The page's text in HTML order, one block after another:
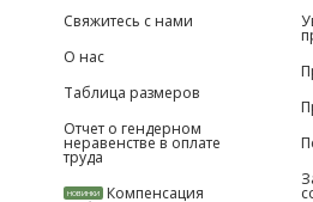
Свяжитесь с нами
О нас
Таблица размеров
Отчет о гендерном
неравенстве в оплате
труда
НОВИНКИ Компенсация